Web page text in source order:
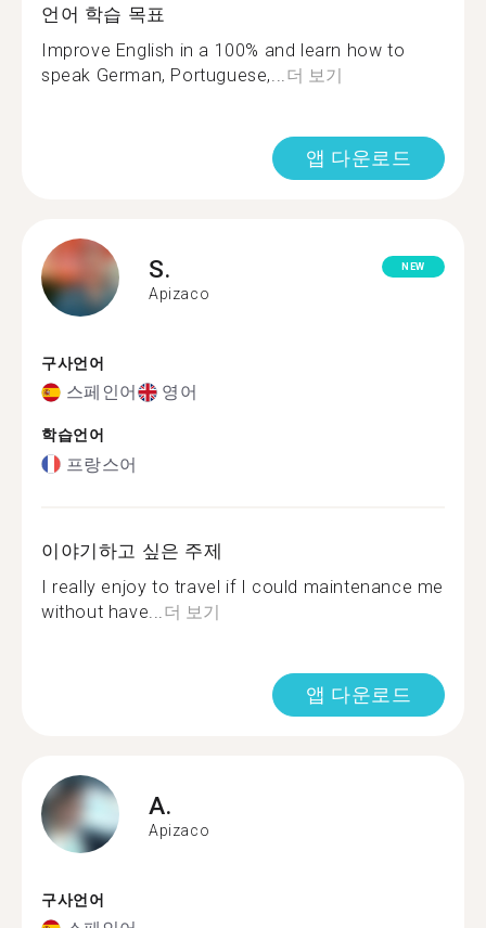
언어 학습 목표
Improve English in a 100% and learn how to
speak German, Portuguese,... 더 보기
앱 다운로드
S.
Apizaco
NEW
구사언어
스페인어 영어
학습언어
프랑스어
이야기하고 싶은 주제
I really enjoy to travel if I could maintenance me
without have... 더 보기
앱 다운로드
A.
Apizaco
구사언어